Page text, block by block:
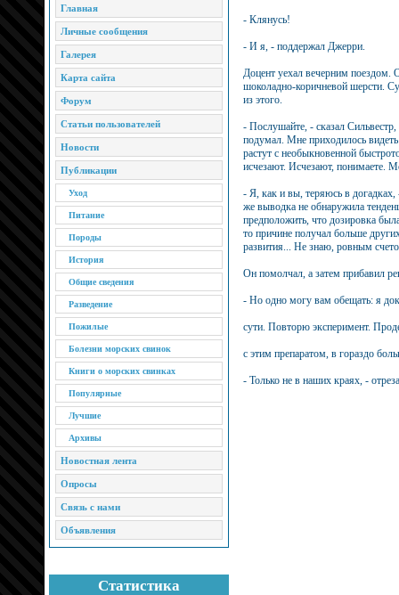
Главная
Личные сообщения
Галерея
Карта сайта
Форум
Статьи пользователей
Новости
Публикации
Уход
Питание
Породы
История
Общие сведения
Разведение
Пожилые
Болезни морских свинок
Книги о морских свинках
Популярные
Лучшие
Архивы
Новостная лента
Опросы
Связь с нами
Объявления
Статистика
- Клянусь!
- И я, - поддержал Джерри.
Доцент уехал вечерним поездом.
шоколадно-коричневой шерсти.
из этого.
- Послушайте, - сказал
подумал. Мне приходилось
растут с необыкновенной
исчезают. Исчезают, понимаете.
- Я, как и вы, теряюсь в догадках,
же выводка не обнаружила
предположить, что дозировка
то причине получал больше
развития... Не знаю, ровным
Он помолчал, а затем прибавил
- Но одно могу вам обещать: я
сути. Повторю эксперимент.
с этим препаратом, в гораздо
- Только не в наших краях, -